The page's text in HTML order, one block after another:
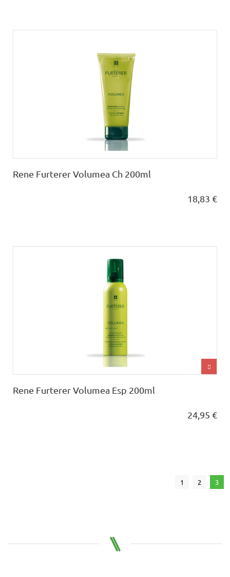
Rene Furterer Volumea Ch 200ml
18,83 €
Rene Furterer Volumea Esp 200ml
24,95 €
1 2 3